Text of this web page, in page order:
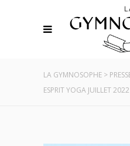
LA GYMNOSOPHE >
ESPRIT YOGA JUILLET 2022